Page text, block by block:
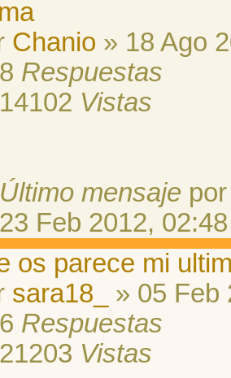
Chanio » 18 Ago
8 Respuestas
14102 Vistas
Último mensaje
23 Feb 2012, 02:48
os parece mi
sara18_
» 05 Feb
6 Respuestas
21203 Vistas